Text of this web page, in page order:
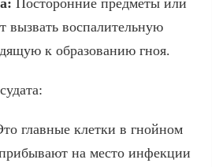
вызвать воспалительную
к образованию гноя.
главные клетки в гнойном
на место инфекции